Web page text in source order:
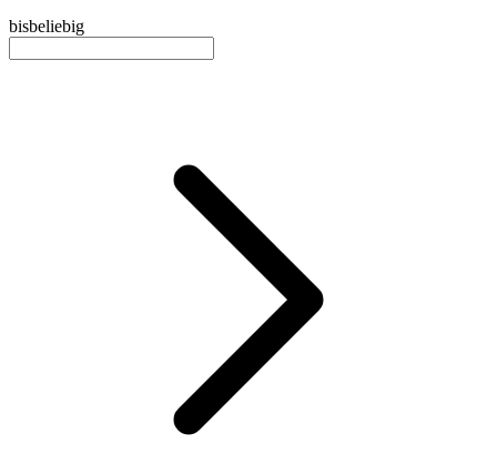
bisbeliebig